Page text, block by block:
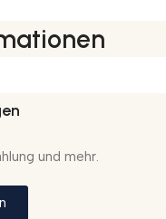
und mehr.